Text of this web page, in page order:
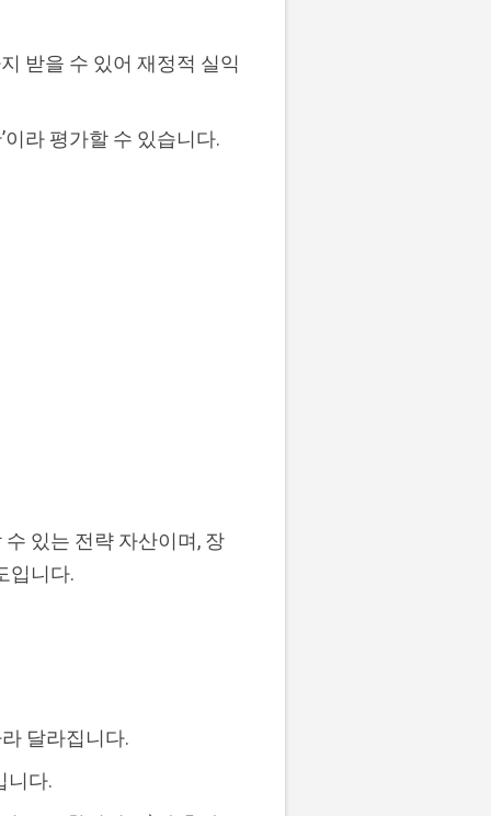
받을 수 있어 재정적 실익
라 평가할 수 있습니다.
있는 전략 자산이며, 장
입니다.
달라집니다.
니다.